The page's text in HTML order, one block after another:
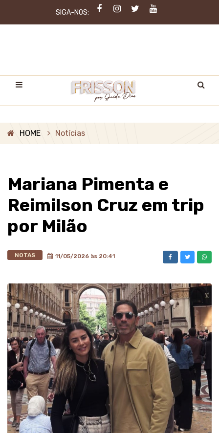
SIGA-NOS:
HOME Notícias
Mariana Pimenta e
Reimilson Cruz em trip
por Milão
NOTAS 11/05/2026 às 20:41